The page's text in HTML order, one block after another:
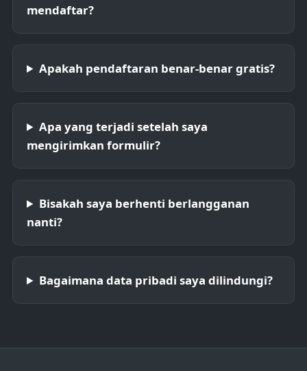
mendaftar?
Apakah pendaftaran benar-benar gratis?
Apa yang terjadi setelah saya
mengirimkan formulir?
Bisakah saya berhenti berlangganan
nanti?
Bagaimana data pribadi saya dilindungi?